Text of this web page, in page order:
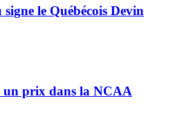
le Québécois Devin
un prix dans la NCAA